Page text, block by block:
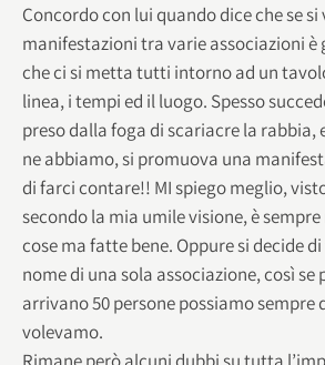
Concordo con lui quando dice che se
manifestazioni tra varie associazioni è
che ci si metta tutti intorno ad un
linea, i tempi ed il luogo. Spesso
preso dalla foga di scariacre la rabbia,
ne abbiamo, si promuova una
di farci contare!! MI spiego meglio,
secondo la mia umile visione, è
cose ma fatte bene. Oppure si decide
nome di una sola associazione, così se
arrivano 50 persone possiamo sempre
volevamo.
Rimane però alcuni dubbi su tutta